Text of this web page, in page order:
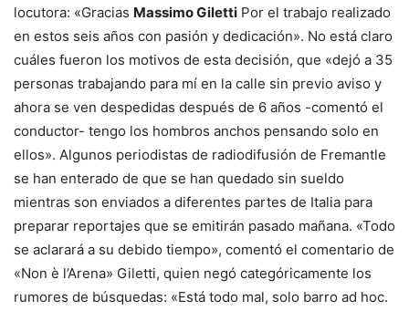
locutora: «Gracias Massimo Giletti Por el trabajo realizado
en estos seis años con pasión y dedicación». No está claro
cuáles fueron los motivos de esta decisión, que «dejó a 35
personas trabajando para mí en la calle sin previo aviso y
ahora se ven despedidas después de 6 años -comentó el
conductor- tengo los hombros anchos pensando solo en
ellos». Algunos periodistas de radiodifusión de Fremantle
se han enterado de que se han quedado sin sueldo
mientras son enviados a diferentes partes de Italia para
preparar reportajes que se emitirán pasado mañana. «Todo
se aclarará a su debido tiempo», comentó el comentario de
«Non è l’Arena» Giletti, quien negó categóricamente los
rumores de búsquedas: «Está todo mal, solo barro ad hoc.